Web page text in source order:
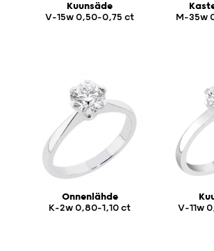
Kuunsäde
V-15w 0,50-0,75 ct
M-35w
Onnenlähde
K-2w 0,80-1,10 ct
V-11w